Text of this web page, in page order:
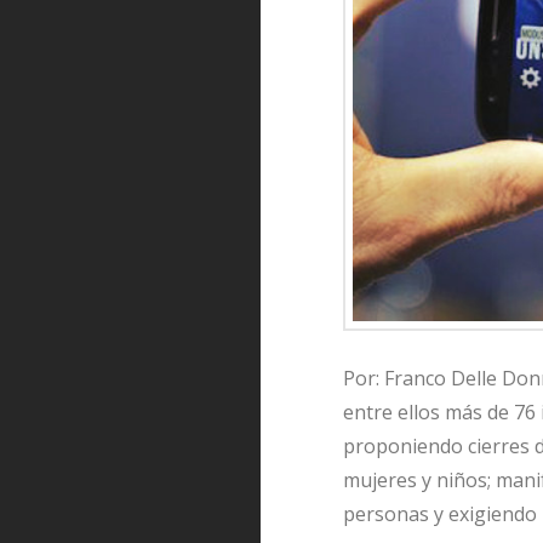
Por: Franco Delle
entre ellos más de
proponiendo cierres
mujeres y niños;
personas y